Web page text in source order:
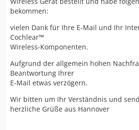
bekommen:
vielen Dank für Ihre E-Mail und Ihr
Cochlear™
Wireless-Komponenten.
Aufgrund der allgemein hohen
Beantwortung Ihrer
E-Mail etwas verzögern.
Wir bitten um Ihr Verständnis und
herzliche Grüße aus Hannover